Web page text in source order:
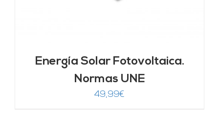
Energía Solar Fotovoltaica.
Normas UNE
49,99€